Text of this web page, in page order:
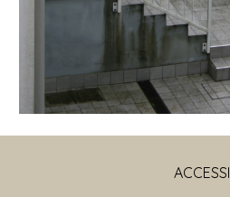
ACCESSI